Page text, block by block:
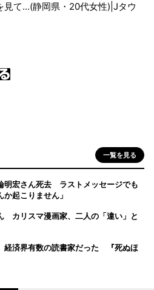
見て...(静岡県・20代女性)|Jタウ
一覧を見る
明宏さん死去 ラストメッセージでも
起こりません」
カリスマ漫画家、二人の「違い」と
経済界有数の読書家だった 『死ぬほ